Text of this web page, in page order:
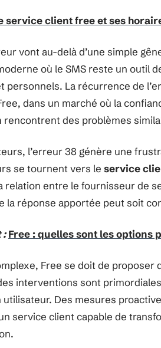
service client free et ses
vont au-delà d’une simple
où le SMS reste un outil
personnels. La récurrence de
dans un marché où la
rencontrent des problèmes
l’erreur 38 génère une
se tournent vers le service
relation entre le fournisseur de
la réponse apportée peut soit
: Free : quelles sont les
Free se doit de
interventions sont
Des mesures
service client capable de